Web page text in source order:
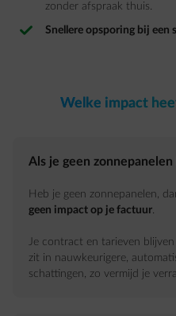
zonder afspraak thuis.
Snellere opsporing bij een
Welke impact
Als je geen zonnepanelen
Heb je geen zonnepanelen,
geen impact op je factuur.
Je contract en tarieven
zit in nauwkeurigere,
schattingen, zo vermijd je